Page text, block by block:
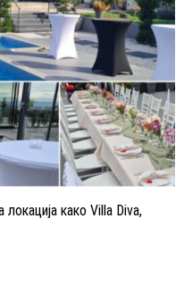
како Villa Diva,